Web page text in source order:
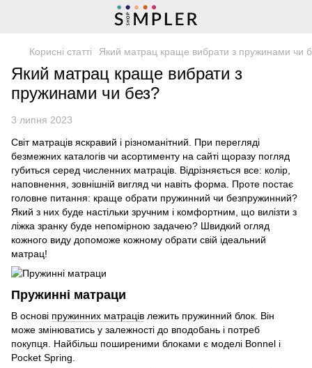
Корисні статті Який матрац краще вибрати з пружинами чи
Який матрац краще вибрати з
пружинами чи без?
3 липня 2023
Світ матраців яскравий і різноманітний. При перегляді
безмежних каталогів чи асортименту на сайті щоразу погляд
губиться серед численних матраців. Відрізняється все: колір,
наповнення, зовнішній вигляд чи навіть форма. Проте постає
головне питання: краще обрати пружинний чи безпружинний?
Який з них буде настільки зручним і комфортним, що вилізти з
ліжка зранку буде непомірною задачею? Швидкий огляд
кожного виду допоможе кожному обрати свій ідеальний
матрац!
Пружинні матраци
В основі пружинних матраців лежить пружинний блок. Він
може змінюватись у залежності до вподобань і потреб
покупця. Найбільш поширеними блоками є моделі Bonnel і
Pocket Spring.